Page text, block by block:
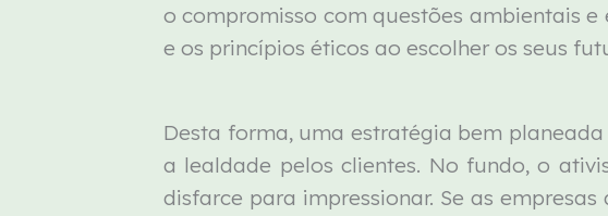
o compromisso com questões ambientais
e os princípios éticos ao escolher os seus
Desta forma, uma estratégia bem
a lealdade pelos clientes. No fundo, o
disfarce para impressionar. Se as